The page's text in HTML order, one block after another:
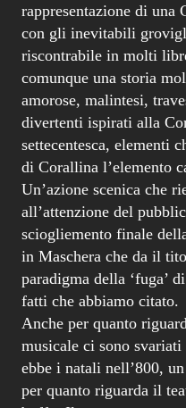
rappresentazione di una
con gli inevitabili
riscontrabile in molti
comunque una storia
amorose, malintesi,
divertenti ispirati alla
settecentesca, elementi
di Corallina l’elemento
Un’azione scenica che
all’attenzione del
sciogliemento finale
in Maschera che da il
paradigma della ‘fuga’
fatti che abbiamo citato.
Anche per quanto
musicale ci sono
ebbe i natali nell’800,
per quanto riguarda il